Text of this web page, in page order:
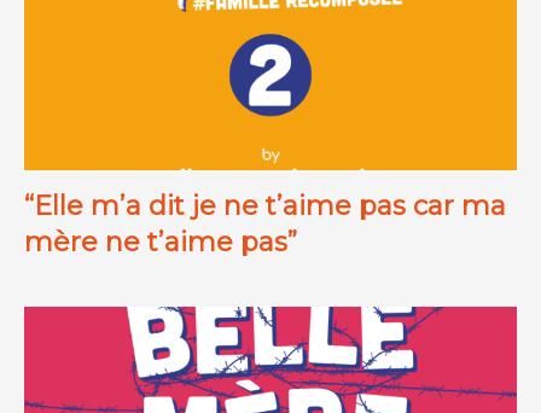
“Elle m’a dit je ne t’aime pas car ma
mère ne t’aime pas”